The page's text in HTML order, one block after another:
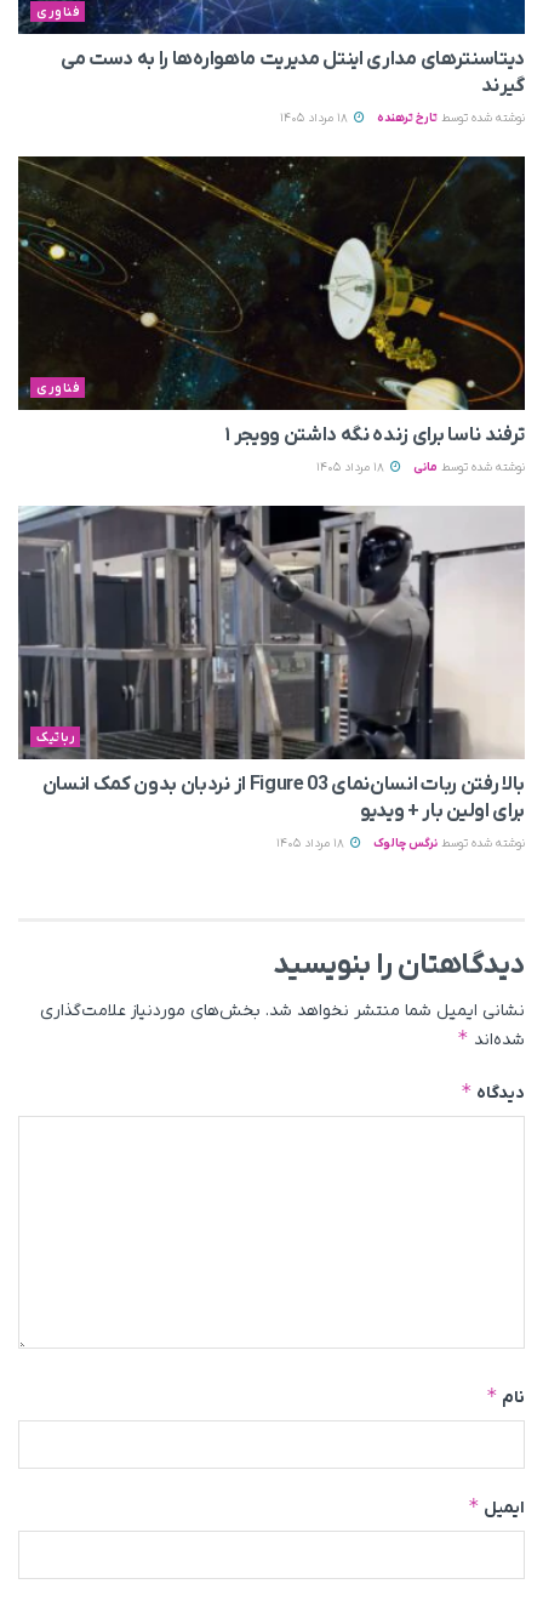
فناوری
دیتاسنترهای مداری اینتل مدیریت ماهواره‌ها را به دست می‌
گیرند
نوشته شده توسط تارخ ترهنده
فناوری
ترفند ناسا برای زنده نگه داشتن وویجر ۱
نوشته شده توسط مانی
رباتیک
بالا رفتن ربات انسان‌نمای Figure 03 از نردبان بدون کمک انسان
برای اولین بار + ویدیو
نوشته شده توسط نرگس چالوک
دیدگاهتان را بنویسید
نشانی ایمیل شما منتشر نخواهد شد. بخش‌های موردنیاز علامت‌گذاری
شده‌اند *
دیدگاه *
نام *
ایمیل *